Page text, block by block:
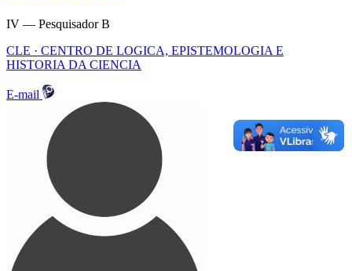
IV — Pesquisador B
CLE · CENTRO DE LOGICA, EPISTEMOLOGIA E
HISTORIA DA CIENCIA
E-mail